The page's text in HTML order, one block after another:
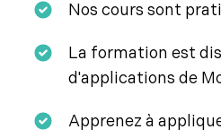
Nos cours sont
La formation est
d'applications de
Apprenez à